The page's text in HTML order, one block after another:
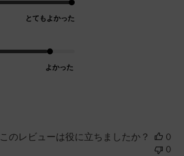
とてもよかった
よかった
このレビューは役に立ちましたか？
0
0